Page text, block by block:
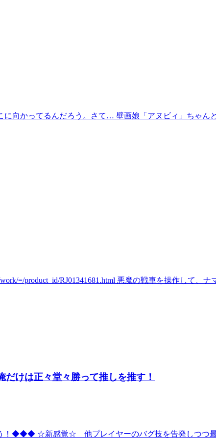
向かってるんだろう。さて… 壁画娘「アヌビィ」ちゃん
=/product_id/RJ01341681.html 悪魔の戦車を操作して、ナ
けは正々堂々勝って推しを推す！
◆◆◆ ☆新感覚☆ 他プレイヤーのバグ技を告発しつつ最